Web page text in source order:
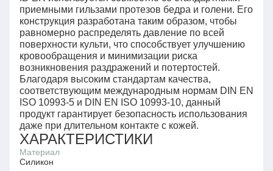
приемными гильзами протезов бедра и голени. Его
конструкция разработана таким образом, чтобы
равномерно распределять давление по всей
поверхности культи, что способствует улучшению
кровообращения и минимизации риска
возникновения раздражений и потертостей.
Благодаря высоким стандартам качества,
соответствующим международным нормам DIN EN
ISO 10993-5 и DIN EN ISO 10993-10, данный
продукт гарантирует безопасность использования
даже при длительном контакте с кожей.
ХАРАКТЕРИСТИКИ
Материал
Силикон